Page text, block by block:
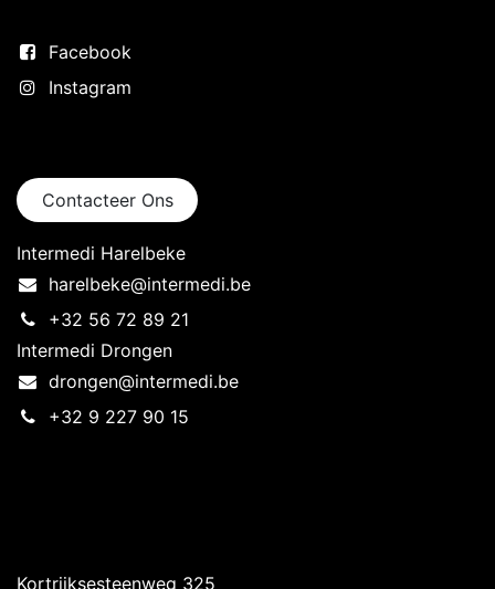
Facebook
Instagram
Contacteer Ons
Intermedi Harelbeke
harelbeke@intermedi.be
+32 56 72 89 21
Intermedi Drongen
drongen@intermedi.be
+32 9 227 90 15
Kortrijksesteenweg 325